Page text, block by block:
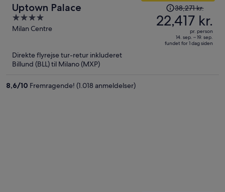
Uptown Palace
4
out
Milan Centre
Prisen
var
38,271 kr.,
prisen
38,271 kr.
22,417 kr.
pr. person
14. sep. – 19. sep.
fundet for 1 dag siden
Direkte flyrejse tur-retur inkluderet
Billund (BLL) til Milano (MXP)
8,6/10 Fremragende! (1.018 anmeldelser)